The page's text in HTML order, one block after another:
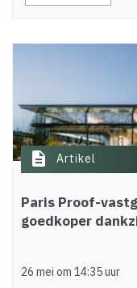
description Artikel
Paris Proof-
goedkoper
26 mei om 14:35 uur